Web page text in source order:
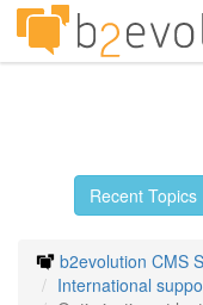
Recent Topics
b2evolution CMS
International